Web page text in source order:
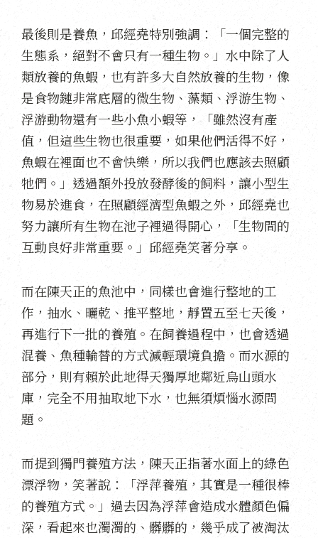
最後則是養魚，邱經堯特別強調：「一個完整的
生態系，絕對不會只有一種生物。」水中除了人
類放養的魚蝦，也有許多大自然放養的生物，像
是食物鏈非常底層的微生物、藻類、浮游生物、
浮游動物還有一些小魚小蝦等，「雖然沒有產
值，但這些生物也很重要，如果他們活得不好，
魚蝦在裡面也不會快樂，所以我們也應該去照顧
牠們。」透過額外投放發酵後的飼料，讓小型生
物易於進食，在照顧經濟型魚蝦之外，邱經堯也
努力讓所有生物在池子裡過得開心，「生物間的
互動良好非常重要。」邱經堯笑著分享。
而在陳天正的魚池中，同樣也會進行整地的工
作，抽水、曬乾、推平整地，靜置五至七天後，
再進行下一批的養殖。在飼養過程中，也會透過
混養、魚種輪替的方式減輕環境負擔。而水源的
部分，則有賴於此地得天獨厚地鄰近烏山頭水
庫，完全不用抽取地下水，也無須煩惱水源問
題。
而提到獨門養殖方法，陳天正指著水面上的綠色
漂浮物，笑著說：「浮萍養殖，其實是一種很棒
的養殖方式。」過去因為浮萍會造成水體顏色偏
深，看起來也濁濁的、髒髒的，幾乎成了被淘汰